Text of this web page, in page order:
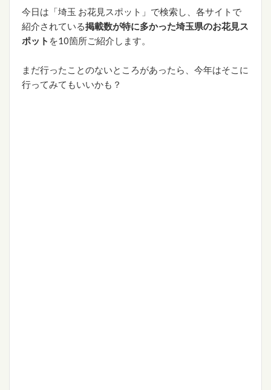
今日は「埼玉 お花見スポット」で検索し、各サイトで
紹介されている掲載数が特に多かった埼玉県のお花見ス
ポット を10箇所ご紹介します。
まだ行ったことのないところがあったら、今年はそこに
行ってみてもいいかも？